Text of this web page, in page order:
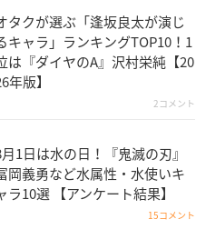
タクが選ぶ「逢坂良太が演じ
キャラ」ランキングTOP10！1
は『ダイヤのA』沢村栄純【20
年版】
2コメント
1日は水の日！『鬼滅の刃』
岡義勇など水属性・水使いキ
ラ10選 【アンケート結果】
15コメント